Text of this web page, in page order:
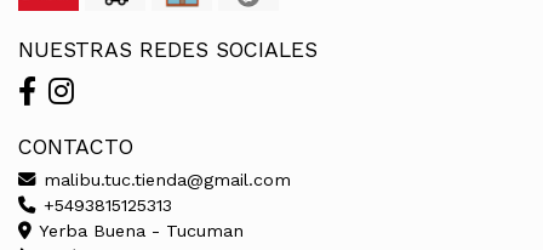
NUESTRAS REDES SOCIALES
CONTACTO
malibu.tuc.tienda@gmail.com
+5493815125313
Yerba Buena - Tucuman